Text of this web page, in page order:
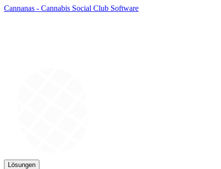
Cannanas - Cannabis Social Club Software
Lösungen